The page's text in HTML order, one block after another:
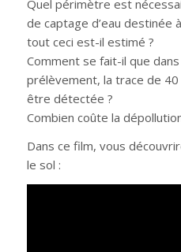
Quel périmètre est
de captage d’eau destinée
tout ceci est-il estimé ?
Comment se fait-il que
prélèvement, la trace de
être détectée ?
Combien coûte la
Dans ce film, vous
le sol :